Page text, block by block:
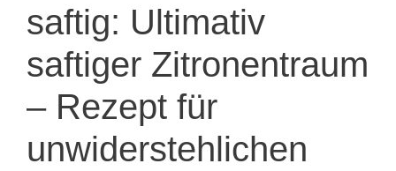
saftig: Ultimativ
saftiger Zitronentraum
– Rezept für
unwiderstehlichen